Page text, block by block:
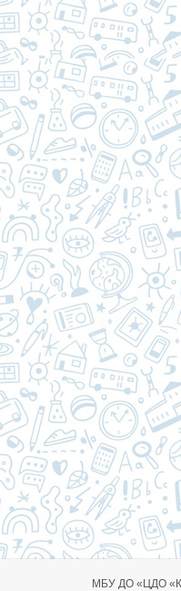
МБУ ДО «ЦДО